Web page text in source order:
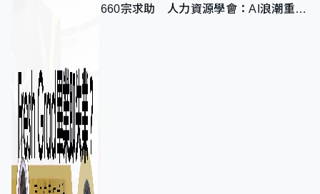
660宗求助 人力資源學會：AI浪潮重整